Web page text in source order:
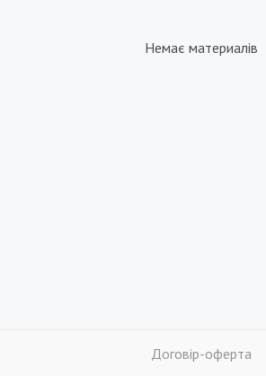
Немає материалів
Договір-оферта